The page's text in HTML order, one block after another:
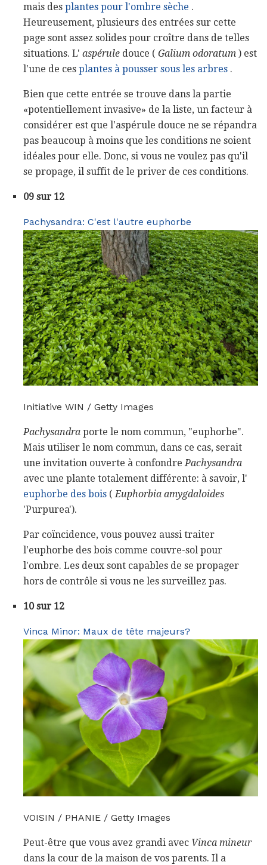
mais des plantes pour l'ombre sèche .
Heureusement, plusieurs des entrées sur cette
page sont assez solides pour croître dans de telles
situations. L' aspérule douce ( Galium odoratum ) est
l'une de ces plantes à pousser sous les arbres .
Bien que cette entrée se trouve dans la partie
«potentiellement invasive» de la liste, un facteur à
considérer est que l'aspérule douce ne se répandra
pas beaucoup à moins que les conditions ne soient
idéales pour elle. Donc, si vous ne voulez pas qu'il
se propage, il suffit de le priver de ces conditions.
09 sur 12
Pachysandra: C'est l'autre euphorbe
Initiative WIN / Getty Images
Pachysandra porte le nom commun, "euphorbe".
Mais utiliser le nom commun, dans ce cas, serait
une invitation ouverte à confondrePachysandra
avec une plante totalement différente: à savoir, l'
euphorbe des bois (Euphorbia amygdaloides
'Purpurea').
Par coïncidence, vous pouvez aussi traiter
l'euphorbe des bois comme couvre-sol pour
l'ombre. Les deux sont capables de se propager
hors de contrôle si vous ne les surveillez pas.
10 sur 12
Vinca Minor: Maux de tête majeurs?
VOISIN / PHANIE / Getty Images
Peut-être que vous avez grandi avec Vinca mineur
dans la cour de la maison de vos parents. Il a